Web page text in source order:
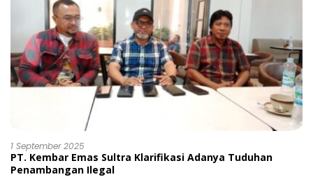
1 September 2025
PT. Kembar Emas Sultra Klarifikasi Adanya Tuduhan
Penambangan Ilegal